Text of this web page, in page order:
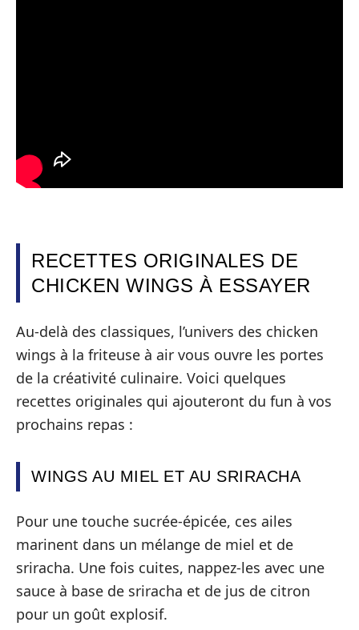
RECETTES ORIGINALES DE
CHICKEN WINGS À ESSAYER
Au-delà des classiques, l’univers des chicken
wings à la friteuse à air vous ouvre les portes
de la créativité culinaire. Voici quelques
recettes originales qui ajouteront du fun à vos
prochains repas :
WINGS AU MIEL ET AU SRIRACHA
Pour une touche sucrée-épicée, ces ailes
marinent dans un mélange de miel et de
sriracha. Une fois cuites, nappez-les avec une
sauce à base de sriracha et de jus de citron
pour un goût explosif.